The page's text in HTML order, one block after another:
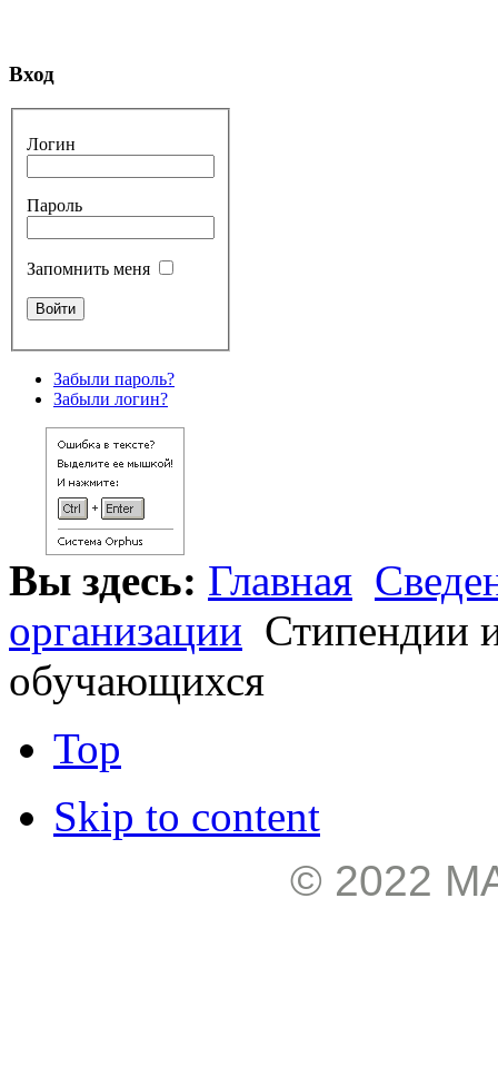
Вход
Логин
Пароль
Запомнить меня
Забыли пароль?
Забыли логин?
Вы здесь: Главная
организации Стипендии
обучающихся
Top
Skip to content
© 2022